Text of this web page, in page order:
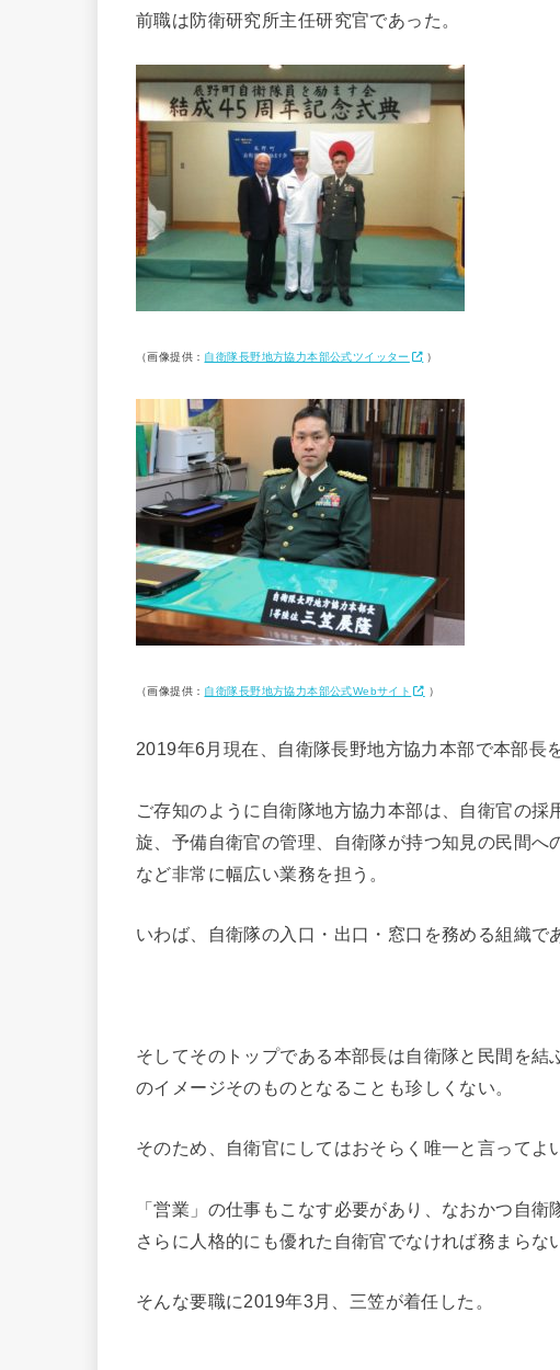
前職は防衛研究所主任研究官であった。
（画像提供： 自衛隊長野地方協力本部公式ツイッター ）
（画像提供： 自衛隊長野地方協力本部公式Webサイト ）
2019年6月現在、自衛隊長野地方協力本部で本部長
ご存知のように自衛隊地方協力本部は、自衛官の
旋、予備自衛官の管理、自衛隊が持つ知見の民間
など非常に幅広い業務を担う。
いわば、自衛隊の入口・出口・窓口を務める組織で
そしてそのトップである本部長は自衛隊と民間を
のイメージそのものとなることも珍しくない。
そのため、自衛官にしてはおそらく唯一と言ってよ
「営業」の仕事もこなす必要があり、なおかつ自
さらに人格的にも優れた自衛官でなければ務まらな
そんな要職に2019年3月、三笠が着任した。